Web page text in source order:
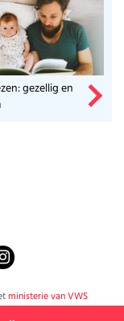
gezellig en
ministerie van VWS